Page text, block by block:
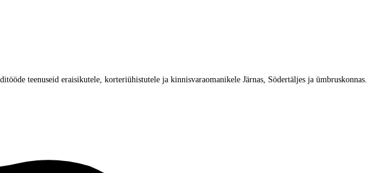
teenuseid eraisikutele, korteriühistutele ja kinnisvaraomanikele Järnas, Södertäljes ja ümbruskonnas.